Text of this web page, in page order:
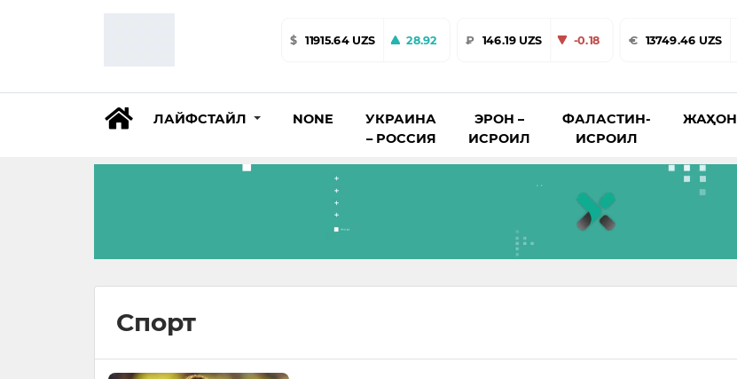
$ 11915.64 UZS 28.92 ₽ 146.19 UZS -0.18 € 13749.46 UZS
ЛАЙФСТАЙЛ NONE
УКРАИНА
– РОССИЯ
ЭРОН –
ИСРОИЛ
ФАЛАСТИН-
ИСРОИЛ
ЖАҲОН
Спорт